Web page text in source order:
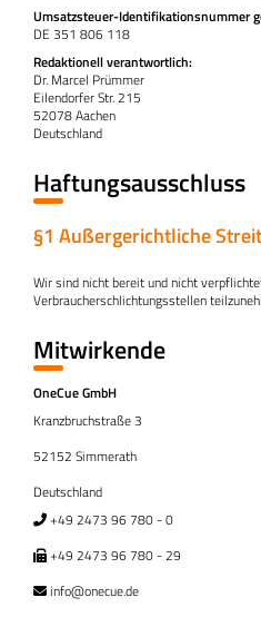
Umsatzsteuer-Identifikationsnummer
DE 351 806 118
Redaktionell verantwortlich:
Dr. Marcel Prümmer
Eilendorfer Str. 215
52078 Aachen
Deutschland
Haftungsausschluss
§1 Außergerichtliche
Wir sind nicht bereit und nicht
Verbraucherschlichtungsstellen
Mitwirkende
OneCue GmbH
Kranzbruchstraße 3
52152 Simmerath
Deutschland
+49 2473 96 780 - 0
+49 2473 96 780 - 29
info@onecue.de